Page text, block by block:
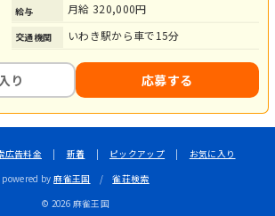
給与 月給 320,000円
交通機関 いわき駅から車で15分
り 応募する
広告料金 新着 ピックアップ
お気に入り
powered by麻雀王国 /
雀荘検索
© 2026 麻雀王国